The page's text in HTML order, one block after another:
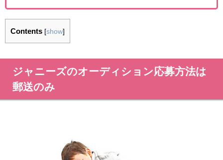
Contents [show]
ジャニーズのオーディション応募方法は
郵送のみ